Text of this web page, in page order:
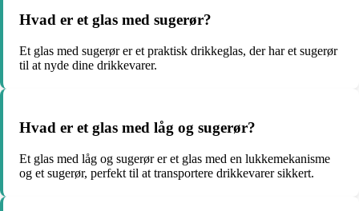
Hvad er et glas med sugerør?
Et glas med sugerør er et praktisk drikkeglas, der har et sugerør
til at nyde dine drikkevarer.
Hvad er et glas med låg og sugerør?
Et glas med låg og sugerør er et glas med en lukkemekanisme
og et sugerør, perfekt til at transportere drikkevarer sikkert.